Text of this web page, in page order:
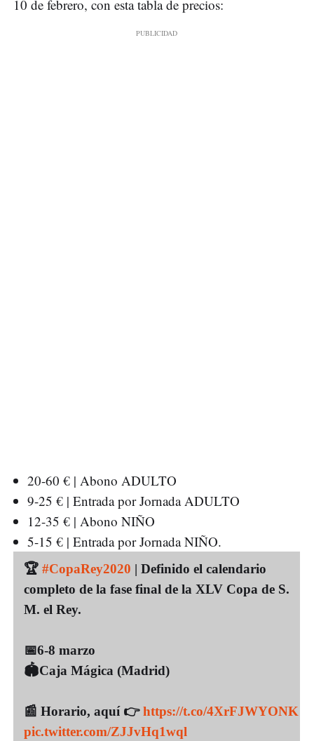
10 de febrero, con esta tabla de precios:
20-60 € | Abono ADULTO
9-25 € | Entrada por Jornada ADULTO
12-35 € | Abono NIÑO
5-15 € | Entrada por Jornada NIÑO.
🏆 #CopaRey2020 | Definido el calendario
completo de la fase final de la XLV Copa de S.
M. el Rey.
📅6-8 marzo
🏟️Caja Mágica (Madrid)
📰 Horario, aquí 👉https://t.co/4XrFJWYONK
pic.twitter.com/ZJJvHq1wql